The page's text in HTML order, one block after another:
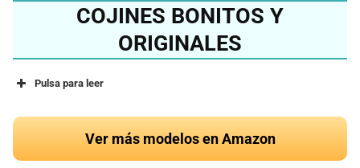
COJINES BONITOS Y
ORIGINALES
Pulsa para leer
Ver más modelos en Amazon